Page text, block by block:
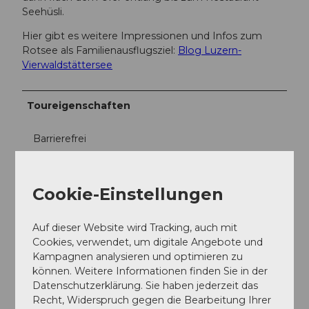
Seehüsli.
Hier gibt es weitere Impressionen und Infos zum
Rotsee als Familienausflugsziel: Blog Luzern-
Vierwaldstättersee
Toureigenschaften
Barrierefrei
Ausrüstung
Gutes Schuhwerk wird empfohlen.
Anreise und Parken
Cookie-Einstellungen
Auf dieser Website wird Tracking, auch mit
Cookies, verwendet, um digitale Angebote und
Kampagnen analysieren und optimieren zu
können. Weitere Informationen finden Sie in der
Datenschutzerklärung. Sie haben jederzeit das
Recht, Widerspruch gegen die Bearbeitung Ihrer